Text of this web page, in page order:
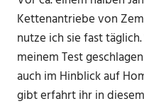
Kettenantriebe von
nutze ich sie fast
meinem Test
auch im Hinblick auf
gibt erfahrt ihr in diesem